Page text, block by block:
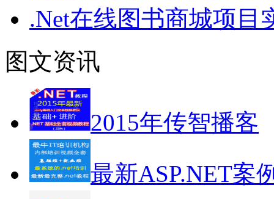
.Net在线图书商城项目
图文资讯
2015年传智播客
最新ASP.NET案